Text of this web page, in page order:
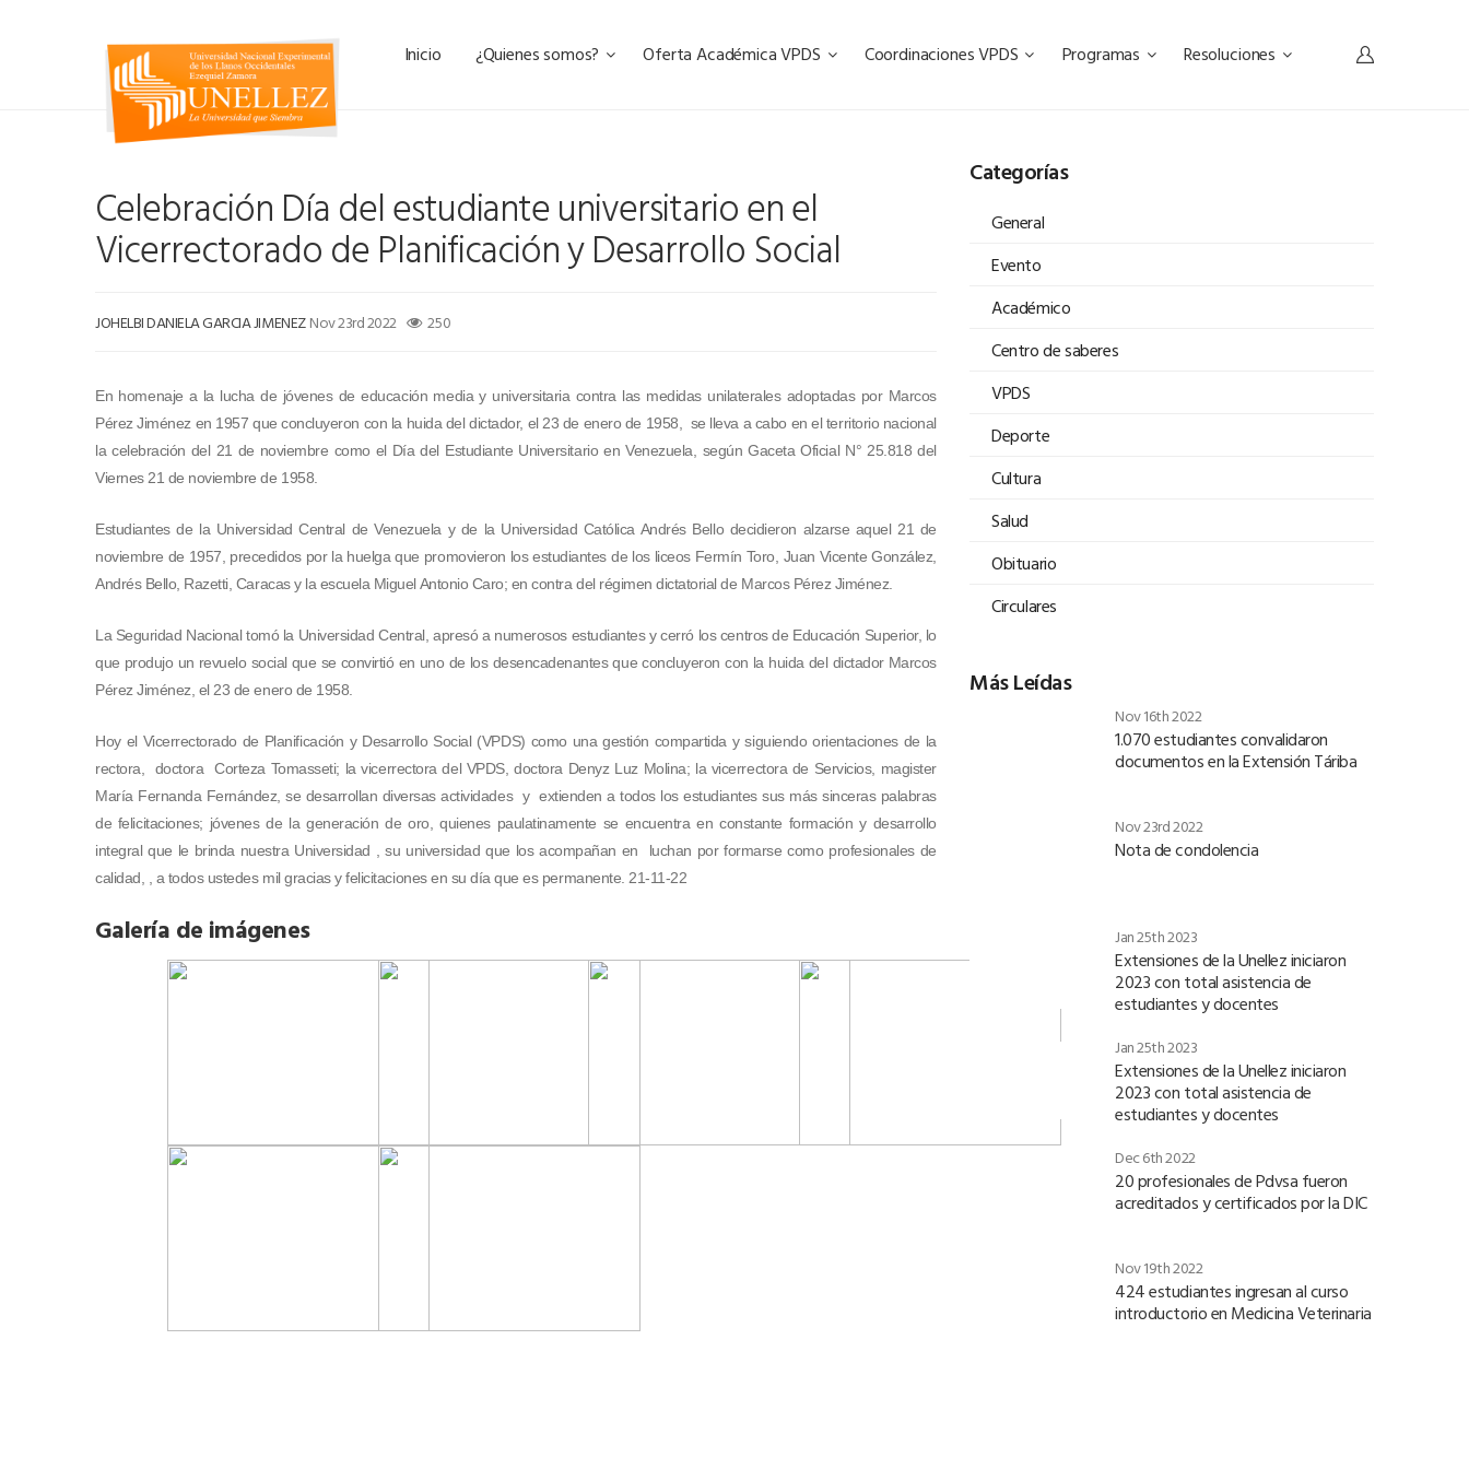
Inicio ¿Quienes somos? Oferta Académica VPDS Coordinaciones VPDS Programas Resoluciones
Celebración Día del estudiante universitario en el
Vicerrectorado de Planificación y Desarrollo Social
JOHELBI DANIELA GARCIA JIMENEZ Nov 23rd 2022 250
En homenaje a la lucha de jóvenes de educación media y universitaria contra las medidas unilaterales adoptadas por Marcos
Pérez Jiménez en 1957 que concluyeron con la huida del dictador, el 23 de enero de 1958, se lleva a cabo en el territorio nacional
la celebración del 21 de noviembre como el Día del Estudiante Universitario en Venezuela, según Gaceta Oficial N° 25.818 del
Viernes 21 de noviembre de 1958.
Estudiantes de la Universidad Central de Venezuela y de la Universidad Católica Andrés Bello decidieron alzarse aquel 21 de
noviembre de 1957, precedidos por la huelga que promovieron los estudiantes de los liceos Fermín Toro, Juan Vicente González,
Andrés Bello, Razetti, Caracas y la escuela Miguel Antonio Caro; en contra del régimen dictatorial de Marcos Pérez Jiménez.
La Seguridad Nacional tomó la Universidad Central, apresó a numerosos estudiantes y cerró los centros de Educación Superior, lo
que produjo un revuelo social que se convirtió en uno de los desencadenantes que concluyeron con la huida del dictador Marcos
Pérez Jiménez, el 23 de enero de 1958.
Hoy el Vicerrectorado de Planificación y Desarrollo Social (VPDS) como una gestión compartida y siguiendo orientaciones de la
rectora, doctora Corteza Tomasseti; la vicerrectora del VPDS, doctora Denyz Luz Molina; la vicerrectora de Servicios, magister
María Fernanda Fernández, se desarrollan diversas actividades y extienden a todos los estudiantes sus más sinceras palabras
de felicitaciones; jóvenes de la generación de oro, quienes paulatinamente se encuentra en constante formación y desarrollo
integral que le brinda nuestra Universidad , su universidad que los acompañan en luchan por formarse como profesionales de
calidad, , a todos ustedes mil gracias y felicitaciones en su día que es permanente. 21-11-22
Galería de imágenes
Categorías
General
Evento
Académico
Centro de saberes
VPDS
Deporte
Cultura
Salud
Obituario
Circulares
Más Leídas
Nov 16th 2022
1.070 estudiantes convalidaron
documentos en la Extensión Táriba
Nov 23rd 2022
Nota de condolencia
Jan 25th 2023
Extensiones de la Unellez iniciaron
2023 con total asistencia de
estudiantes y docentes
Jan 25th 2023
Extensiones de la Unellez iniciaron
2023 con total asistencia de
estudiantes y docentes
Dec 6th 2022
20 profesionales de Pdvsa fueron
acreditados y certificados por la DIC
Nov 19th 2022
424 estudiantes ingresan al curso
introductorio en Medicina Veterinaria